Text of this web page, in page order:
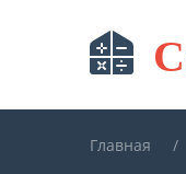
Skip to main
Главная